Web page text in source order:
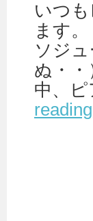
いつ
ます
ソジ
ぬ・
中、
reading